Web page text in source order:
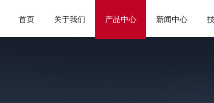
首页 关于我们 产品中心 新闻中心